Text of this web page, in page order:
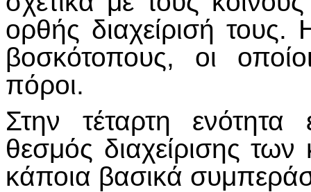
ορθής διαχείρισή τους.
βοσκότοπους, οι
πόροι.
Στην τέταρτη ενότητα
θεσμός διαχείρισης των
κάποια βασικά